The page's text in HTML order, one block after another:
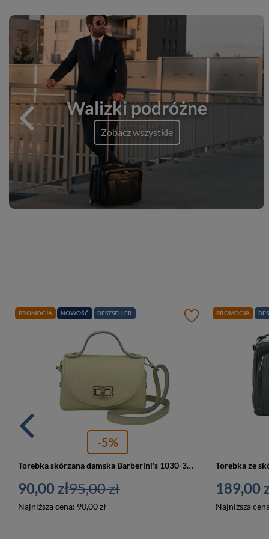
Walizki podróżne
Zobacz wszystkie
PROMOCJA NOWOŚĆ BESTSELLER
-5%
Torebka skórzana damska Barberini's 1030-33 listonoszka wizytowa mała żółta
90,00 zł
Najniższa cena: 90,00 zł
95,00 zł
PROMOCJA
189,00
Najniższa